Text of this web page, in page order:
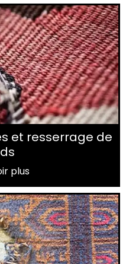
et resserrage de
plus